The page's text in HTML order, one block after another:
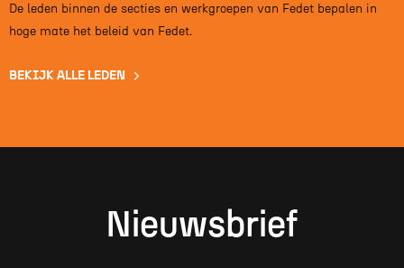
De leden binnen de secties en werkgroepen van Fedet bepalen in
hoge mate het beleid van Fedet.
BEKIJK ALLE LEDEN
Nieuwsbrief